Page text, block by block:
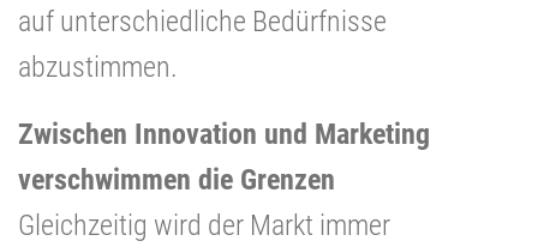
auf unterschiedliche Bedürfnisse
abzustimmen.
Zwischen Innovation und Marketing
verschwimmen die Grenzen
Gleichzeitig wird der Markt immer